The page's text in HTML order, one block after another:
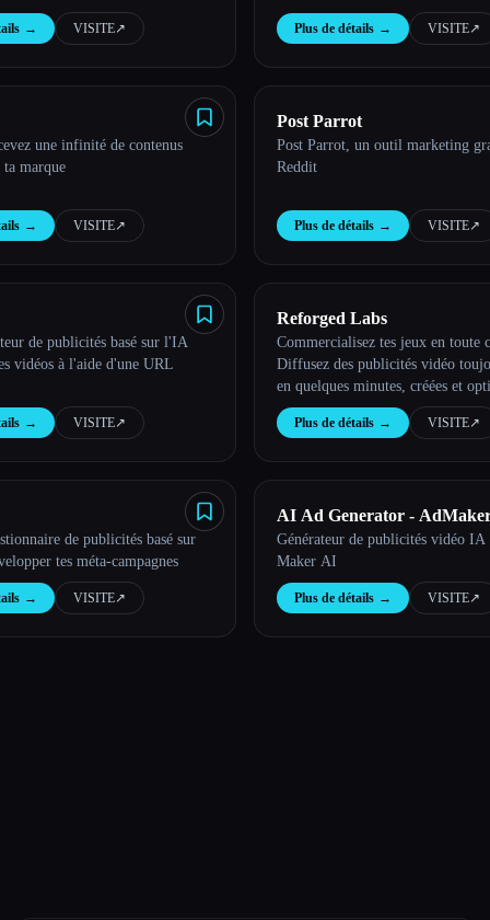
→ VISITE↗︎ Plus de détails → VISITE↗︎
une infinité de contenus
marque
→ VISITE↗︎
Post Parrot
Post Parrot, un outil marketing
Reddit
Plus de détails → VISITE↗︎
de publicités basé sur l'IA
vidéos à l'aide d'une URL
→ VISITE↗︎
Reforged Labs
Commercialisez tes jeux en toute
Diffusez des publicités vidéo
en quelques minutes, créées et
l'IA
Plus de détails → VISITE↗︎
de publicités basé sur
tes méta-campagnes
→ VISITE↗︎
AI Ad Generator -
Générateur de publicités vidéo
Maker AI
Plus de détails → VISITE↗︎